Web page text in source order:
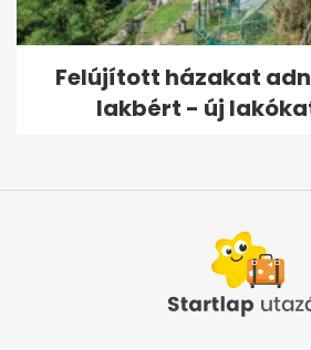
Felújított házakat
lakbért - új